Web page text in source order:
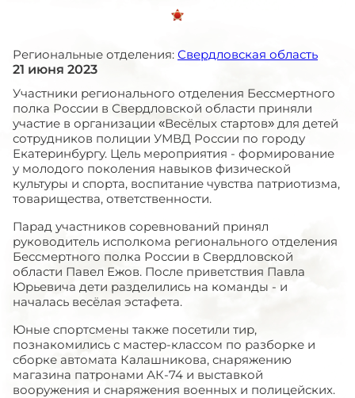
Региональные отделения: Свердловская область
21 июня 2023
Участники регионального отделения Бессмертного
полка России в Свердловской области приняли
участие в организации «Весёлых стартов» для детей
сотрудников полиции УМВД России по городу
Екатеринбургу. Цель мероприятия - формирование
у молодого поколения навыков физической
культуры и спорта, воспитание чувства патриотизма,
товарищества, ответственности.
Парад участников соревнований принял
руководитель исполкома регионального отделения
Бессмертного полка России в Свердловской
области Павел Ежов. После приветствия Павла
Юрьевича дети разделились на команды - и
началась весёлая эстафета.
Юные спортсмены также посетили тир,
познакомились с мастер-классом по разборке и
сборке автомата Калашникова, снаряжению
магазина патронами АК-74 и выставкой
вооружения и снаряжения военных и полицейских.